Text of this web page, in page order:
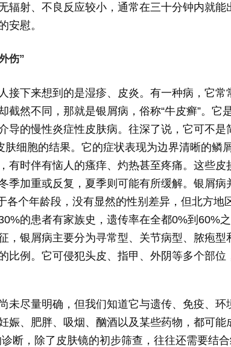
辐射、不良反应较小，通常在三十分钟内就
安慰。
伤”
接下来想到的是湿疹、皮炎。有一种病，它
截然不同，那就是银屑病，俗称“牛皮癣”。它
导的慢性炎症性皮肤病。往深了说，它可不是
肤细胞的结果。它的症状表现为边界清晰的鳞
有时伴有恼人的瘙痒、灼热甚至疼痛。这些
季加重或反复，夏季则可能有所缓解。银屑
各个年龄段，没有显然的性别差异，但北方地
的患者有家族史，遗传率在全都0%到60%
，银屑病主要分为寻常型、关节病型、脓疱型
比例。它可侵犯头皮、指甲、外阴等多个部位
未尽量明确，但我们知道它与遗传、免疫、
娠、肥胖、吸烟、酗酒以及某些药物，都可能
断，除了皮肤镜的初步筛查，往往还需要结